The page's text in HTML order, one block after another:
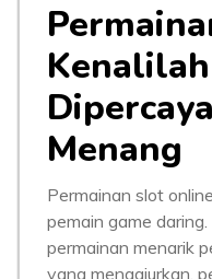
Menang
Permainan slot
pemain game
permainan menarik
yang menggiurkan,